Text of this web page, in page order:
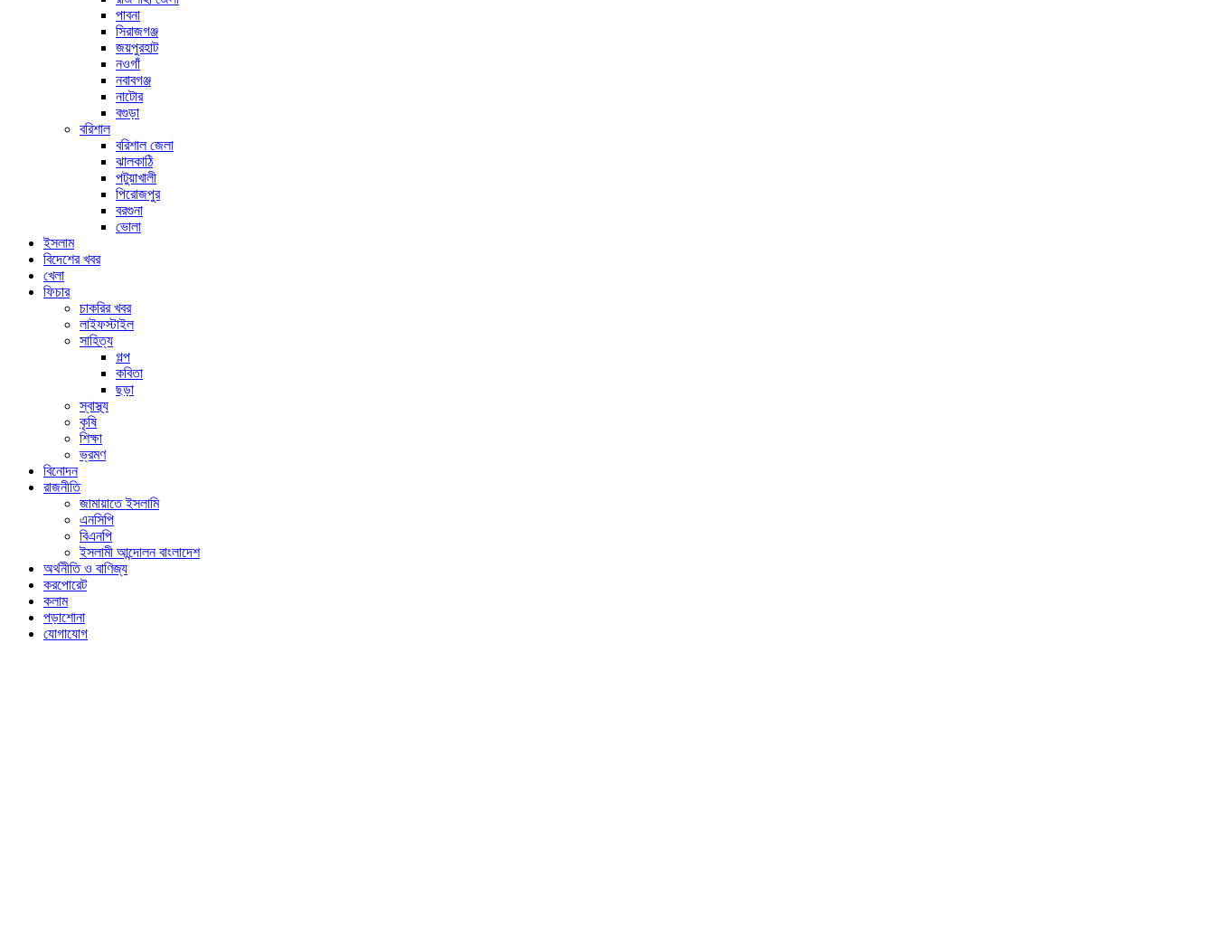
পাবনা
সিরাজগঞ্জ
জয়পুরহাট
নওগাঁ
নবাবগঞ্জ
নাটোর
বগুড়া
বরিশাল
বরিশাল জেলা
ঝালকাঠি
পটুয়াখালী
পিরোজপুর
বরগুনা
ভোলা
ইসলাম
বিদেশের খবর
খেলা
ফিচার
চাকরির খবর
লাইফস্টাইল
সাহিত্য
গল্প
কবিতা
ছড়া
স্বাস্থ্য
কৃষি
শিক্ষা
ভ্রমণ
বিনোদন
রাজনীতি
জামায়াতে ইসলামি
এনসিপি
বিএনপি
ইসলামী আন্দোলন বাংলাদেশ
অর্থনীতি ও বাণিজ্য
করপোরেট
কলাম
পড়াশোনা
যোগাযোগ